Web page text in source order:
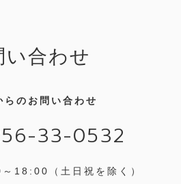
い合わせ
らのお問い合わせ
33-0532
18:00 （土日祝を除く）